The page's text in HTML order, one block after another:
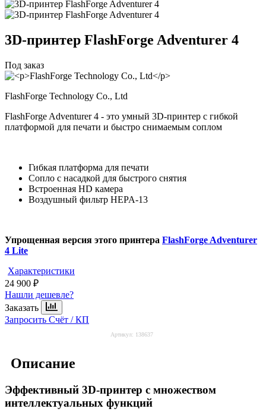
3D-принтер FlashForge Adventurer 4
Под заказ
FlashForge Technology Co., Ltd
FlashForge Adventurer 4 - это умный 3D-принтер с гибкой
платформой для печати и быстро снимаемым соплом
Гибкая платформа для печати
Сопло с насадкой для быстрого снятия
Встроенная HD камера
Воздушный фильтр HEPA-13
Упрощенная версия этого принтера FlashForge Adventurer
4 Lite
Характеристики
24 900 ₽
Нашли дешевле?
Заказать
Запросить Счёт / КП
Артикул: 138637
Описание
Эффективный 3D-принтер с множеством
интеллектуальных функций